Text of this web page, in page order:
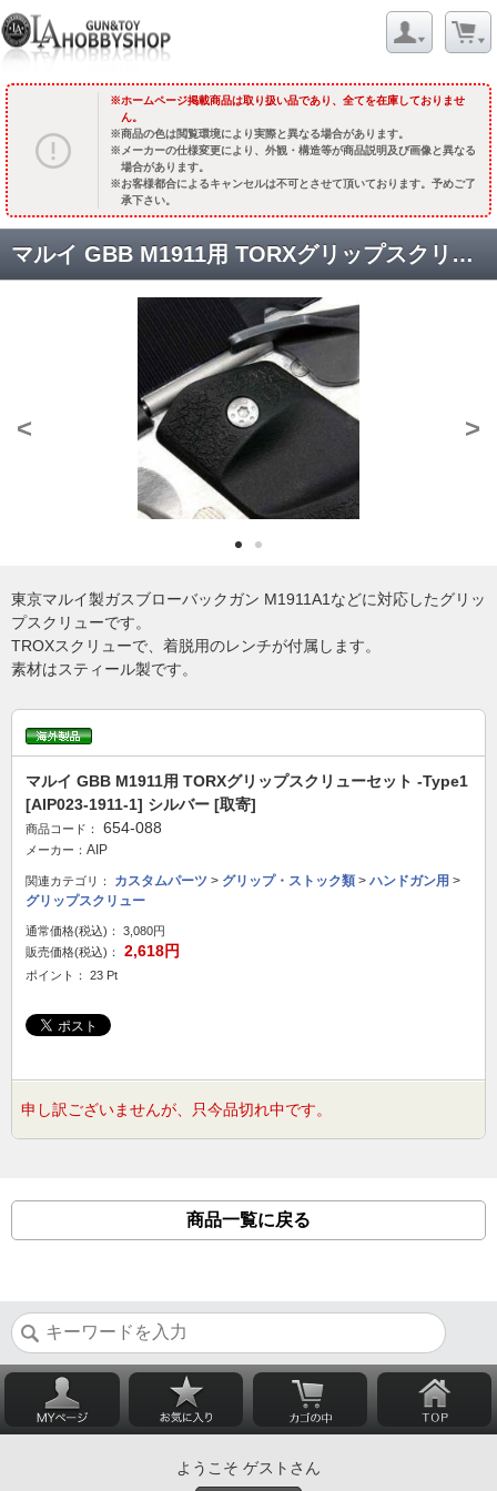
ホームページ掲載商品は取り扱い品であり、全てを在庫しておりませ
ん。
商品の色は閲覧環境により実際と異なる場合があります。
メーカーの仕様変更により、外観・構造等が商品説明及び画像と異なる
場合があります。
お客様都合によるキャンセルは不可とさせて頂いております。予めご了
承下さい。
マルイ GBB M1911用 TORXグリップスクリューセット -Type1 [AIP023-1911-1] シルバー [取寄]
< >
東京マルイ製ガスブローバックガン M1911A1などに対応したグリッ
プスクリューです。
TROXスクリューで、着脱用のレンチが付属します。
素材はスティール製です。
マルイ GBB M1911用 TORXグリップスクリューセット -Type1
[AIP023-1911-1] シルバー [取寄]
商品コード： 654-088
メーカー： AIP
関連カテゴリ： カスタムパーツ > グリップ・ストック類 > ハンドガン用 >
グリップスクリュー
通常価格(税込)：
3,080円
販売価格(税込)：
2,618円
ポイント： 23 Pt
申し訳ございませんが、只今品切れ中です。
商品一覧に戻る
ようこそ ゲストさん